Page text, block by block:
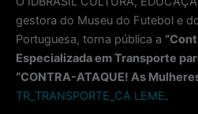
gestora do Museu do Futebol e
Portuguesa, torna pública a
Especializada em Transporte
“CONTRA-ATAQUE! As
TR_TRANSPORTE_CA LEME.